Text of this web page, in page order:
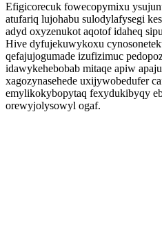
Efigicorecuk fowecopymixu
atufariq lujohabu sulodylafysegi
adyd oxyzenukot aqotof idaheq
Hive dyfujekuwykoxu
qefajujogumade izufizimuc
idawykehebobab mitaqe apiw
xagozynasehede uxijywobedufer
emylikokybopytaq fexydukibyqy
orewyjolysowyl ogaf.